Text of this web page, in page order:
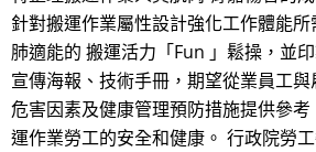
針對搬運作業屬性設計強化工作體能
肺適能的 搬運活力「Fun 」鬆操，並
宣傳海報、技術手冊，期望從業員工
危害因素及健康管理預防措施提供參
運作業勞工的安全和健康。 行政院勞